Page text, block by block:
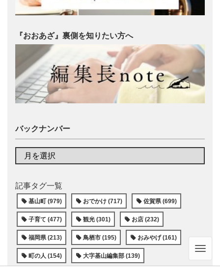
『おおあざ』裏側を知りたい方へ
バックナンバー
記事タグ一覧
基山町 (979) おでかけ (717) 佐賀県 (699)
子育て (477) 観光 (301) お店 (232)
福岡県 (213) 鳥栖市 (195) おみやげ (161)
町の人 (154) 大字基山編集部 (139)